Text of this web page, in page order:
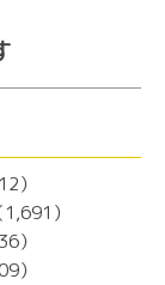
）
）
）
）